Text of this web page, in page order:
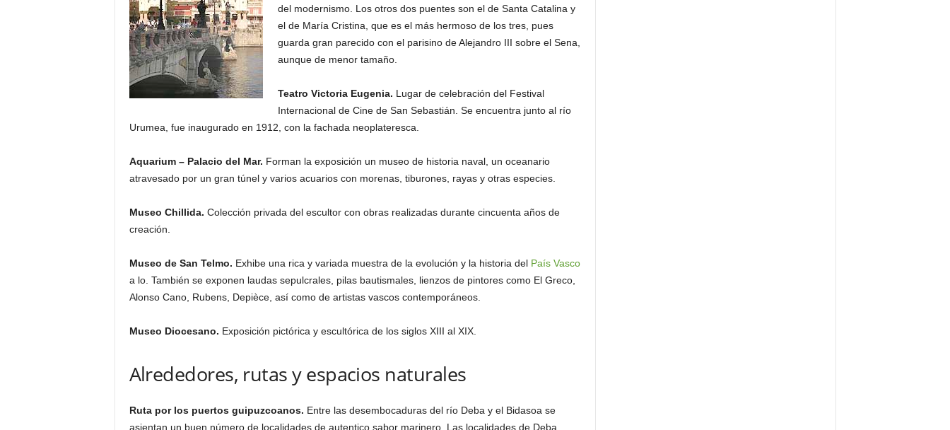
del modernismo. Los otros dos puentes son el de Santa Catalina y
el de María Cristina, que es el más hermoso de los tres, pues
guarda gran parecido con el parisino de Alejandro III sobre el Sena,
aunque de menor tamaño.
Teatro Victoria Eugenia. Lugar de celebración del Festival
Internacional de Cine de San Sebastián. Se encuentra junto al río
Urumea, fue inaugurado en 1912, con la fachada neoplateresca.
Aquarium – Palacio del Mar. Forman la exposición un museo de historia naval, un oceanario
atravesado por un gran túnel y varios acuarios con morenas, tiburones, rayas y otras especies.
Museo Chillida. Colección privada del escultor con obras realizadas durante cincuenta años de
creación.
Museo de San Telmo. Exhibe una rica y variada muestra de la evolución y la historia del País Vasco
a lo. También se exponen laudas sepulcrales, pilas bautismales, lienzos de pintores como El Greco,
Alonso Cano, Rubens, Depièce, así como de artistas vascos contemporáneos.
Museo Diocesano. Exposición pictórica y escultórica de los siglos XIII al XIX.
Alrededores, rutas y espacios naturales
Ruta por los puertos guipuzcoanos. Entre las desembocaduras del río Deba y el Bidasoa se
asientan un buen número de localidades de autentico sabor marinero. Las localidades de Deba,